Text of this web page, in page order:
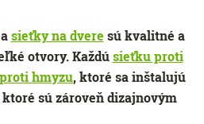
sieťky na dvere sú kvalitné a
otvory. Každúsieťku proti
hmyzu, ktoré sa inštalujú
sú zároveň dizajnovým